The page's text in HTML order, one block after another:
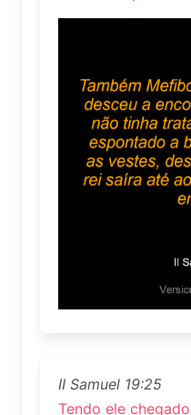
II Samuel 19:25
Tendo ele